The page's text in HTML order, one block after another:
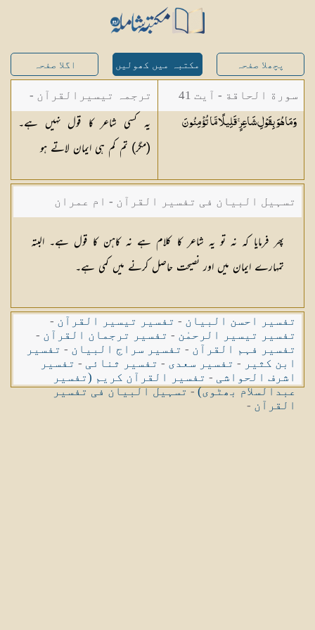
پچھلا صفحہ مکتبہ میں کھولیں اگلا صفحہ
سورة الحاقة - آیت 41
وَمَا هُوَ بِقَوْلِ شَاعِرٍ ۚ قَلِيلًا مَّاتُؤْمِنُونَ
ترجمہ تیسیرالقرآن -
مولانا عبد الرحمن
کیلانی
یہ کسی شاعر کا قول نہیں ہے۔
(مگر) تم کم ہی ایمان لاتے ہو
تسہیل البیان فی تفسیر القرآن - ام عمران
شکیلہ بنت میاں فضل حسین
پھر فرمایا كہ نہ تو یہ شاعر كا كلام ہے نہ كاہن كا قول ہے۔ البتہ
تمہارے ایمان میں اور نصیحت حاصل كرنے میں كمی ہے۔
تفسیر احسن البیان - تفسیر تیسیر القرآن -
تفسیر تیسیر الرحمٰن - تفسیر ترجمان القرآن -
تفسیر فہم القرآن - تفسیر سراج البیان - تفسیر
ابن کثیر - تفسیر سعدی - تفسیر ثنائی - تفسیر
اشرف الحواشی - تفسیر القرآن کریم (تفسیر
عبدالسلام بھٹوی)-تسہیل البیان فی تفسیر
القرآن -